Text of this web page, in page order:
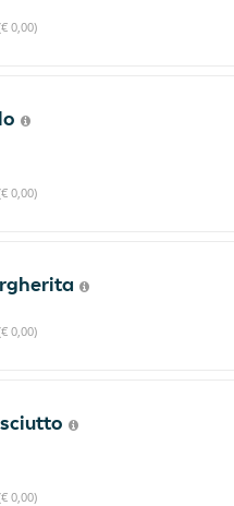
0,00)
0,00)
0,00)
0,00)